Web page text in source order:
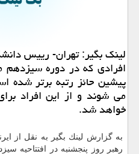
لینك بگیر: تهران- رییس
افرادی كه در دوره سیزدهم
پیشین حائز رتبه برتر شده
می شوند و از این افراد
خواهد شد.
به گزارش لینك بگیر به نقل از
رهبر روز پنجشنبه در افتتاحیه